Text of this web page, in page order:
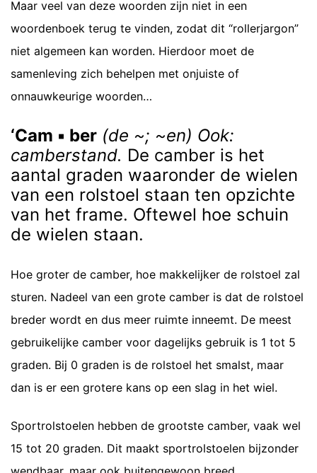
Maar veel van deze woorden zijn niet in een
woordenboek terug te vinden, zodat dit “rollerjargon”
niet algemeen kan worden. Hierdoor moet de
samenleving zich behelpen met onjuiste of
onnauwkeurige woorden…
‘Cam ▪ ber (de ~; ~en) Ook:
camberstand. De camber is het
aantal graden waaronder de wielen
van een rolstoel staan ten opzichte
van het frame. Oftewel hoe schuin
de wielen staan.
Hoe groter de camber, hoe makkelijker de rolstoel zal
sturen. Nadeel van een grote camber is dat de rolstoel
breder wordt en dus meer ruimte inneemt. De meest
gebruikelijke camber voor dagelijks gebruik is 1 tot 5
graden. Bij 0 graden is de rolstoel het smalst, maar
dan is er een grotere kans op een slag in het wiel.
Sportrolstoelen hebben de grootste camber, vaak wel
15 tot 20 graden. Dit maakt sportrolstoelen bijzonder